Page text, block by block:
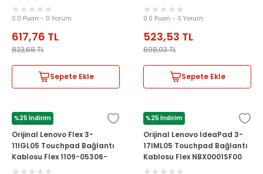
NBX0001MH10
0.0 Puan - 0 Yorum
617,76 TL
823,68TL
Sepete Ekle
NBX0002G000
0.0 Puan - 0 Yorum
523,53 TL
698,03TL
Sepete Ekle
%25 İndirim
LENOVO
Orijinal Lenovo Flex 3-
11IGL05 Touchpad Bağlantı
Kablosu Flex 1109-05306-
CLS
%25 İndirim
LENOVO
Orijinal Lenovo IdeaPad 3-
17IML05 Touchpad Bağlantı
Kablosu Flex NBX0001SF00